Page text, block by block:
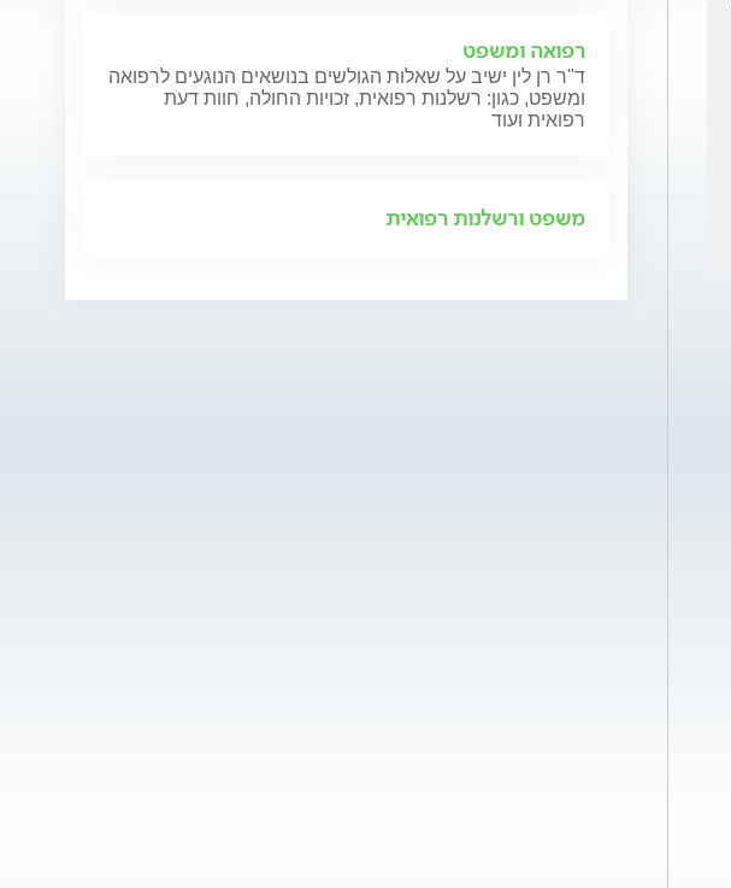
רפואה ומשפט
ד"ר רן לין ישיב על שאלות הגולשים בנושאים הנוגעים לרפואה
ומשפט, כגון: רשלנות רפואית, זכויות החולה, חוות דעת
רפואית ועוד
משפט ורשלנות רפואית